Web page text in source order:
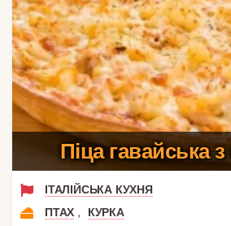
Піца гавайська
ІТАЛІЙСЬКА КУХНЯ
ПТАХ ,
КУРКА